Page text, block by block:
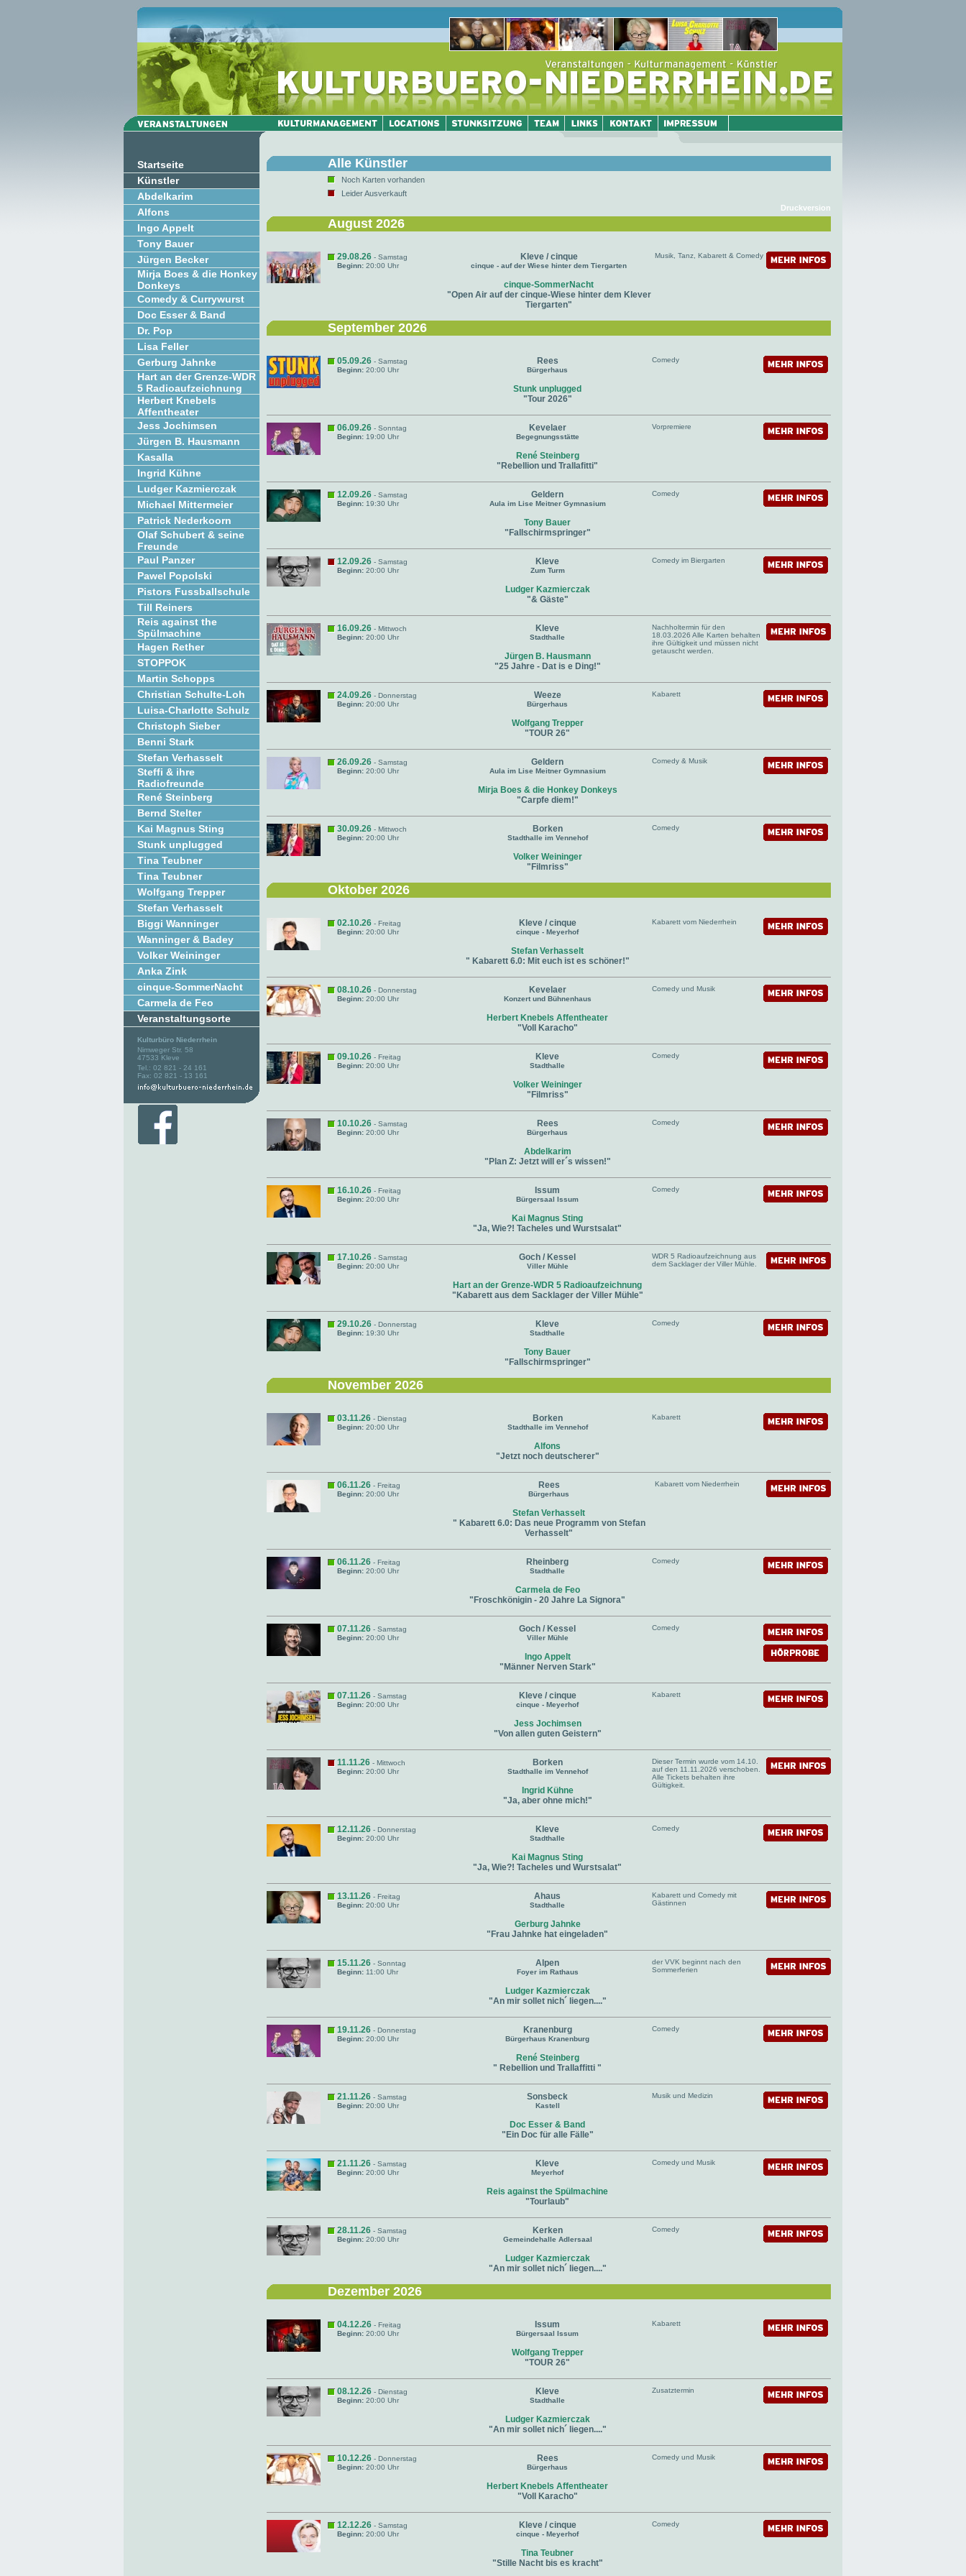
Startseite
Künstler
Abdelkarim
Alfons
Ingo Appelt
Tony Bauer
Jürgen Becker
Mirja Boes & die Honkey
Donkeys
Comedy & Currywurst
Doc Esser & Band
Dr. Pop
Lisa Feller
Gerburg Jahnke
Hart an der Grenze-WDR
5 Radioaufzeichnung
Herbert Knebels
Affentheater
Jess Jochimsen
Jürgen B. Hausmann
Kasalla
Ingrid Kühne
Ludger Kazmierczak
Michael Mittermeier
Patrick Nederkoorn
Olaf Schubert & seine
Freunde
Paul Panzer
Pawel Popolski
Pistors Fussballschule
Till Reiners
Reis against the
Spülmachine
Hagen Rether
STOPPOK
Martin Schopps
Christian Schulte-Loh
Luisa-Charlotte Schulz
Christoph Sieber
Benni Stark
Stefan Verhasselt
Steffi & ihre
Radiofreunde
René Steinberg
Bernd Stelter
Kai Magnus Sting
Stunk unplugged
Tina Teubner
Tina Teubner
Wolfgang Trepper
Stefan Verhasselt
Biggi Wanninger
Wanninger & Badey
Volker Weininger
Anka Zink
cinque-SommerNacht
Carmela de Feo
Veranstaltungsorte
Kulturbüro Niederrhein
Nimweger Str. 58
47533 Kleve
Tel.: 02 821 - 24 161
Fax: 02 821 - 13 161
Alle Künstler
Noch Karten vorhanden
Leider Ausverkauft
Druckversion
August 2026
29.08.26 - Samstag
Beginn: 20:00 Uhr
Kleve / cinque
cinque - auf der Wiese hinter dem Tiergarten
cinque-SommerNacht
"Open Air auf der cinque-Wiese hinter dem Klever
Tiergarten"
Musik, Tanz, Kabarett & Comedy
September 2026
05.09.26 - Samstag
Beginn: 20:00 Uhr
Rees
Bürgerhaus
Stunk unplugged
"Tour 2026"
Comedy
06.09.26 - Sonntag
Beginn: 19:00 Uhr
Kevelaer
Begegnungsstätte
René Steinberg
"Rebellion und Trallafitti"
Vorpremiere
12.09.26 - Samstag
Beginn: 19:30 Uhr
Geldern
Aula im Lise Meitner Gymnasium
Tony Bauer
"Fallschirmspringer"
Comedy
12.09.26 - Samstag
Beginn: 20:00 Uhr
Kleve
Zum Turm
Ludger Kazmierczak
"& Gäste"
Comedy im Biergarten
16.09.26 - Mittwoch
Beginn: 20:00 Uhr
Kleve
Stadthalle
Jürgen B. Hausmann
"25 Jahre - Dat is e Ding!"
Nachholtermin für den
18.03.2026 Alle Karten behalten
ihre Gültigkeit und müssen nicht
getauscht werden.
24.09.26 - Donnerstag
Beginn: 20:00 Uhr
Weeze
Bürgerhaus
Wolfgang Trepper
"TOUR 26"
Kabarett
26.09.26 - Samstag
Beginn: 20:00 Uhr
Geldern
Aula im Lise Meitner Gymnasium
Mirja Boes & die Honkey Donkeys
"Carpfe diem!"
Comedy & Musik
30.09.26 - Mittwoch
Beginn: 20:00 Uhr
Borken
Stadthalle im Vennehof
Volker Weininger
"Filmriss"
Comedy
Oktober 2026
02.10.26 - Freitag
Beginn: 20:00 Uhr
Kleve / cinque
cinque - Meyerhof
Stefan Verhasselt
" Kabarett 6.0: Mit euch ist es schöner!"
Kabarett vom Niederrhein
08.10.26 - Donnerstag
Beginn: 20:00 Uhr
Kevelaer
Konzert und Bühnenhaus
Herbert Knebels Affentheater
"Voll Karacho"
Comedy und Musik
09.10.26 - Freitag
Beginn: 20:00 Uhr
Kleve
Stadthalle
Volker Weininger
"Filmriss"
Comedy
10.10.26 - Samstag
Beginn: 20:00 Uhr
Rees
Bürgerhaus
Abdelkarim
"Plan Z: Jetzt will er´s wissen!"
Comedy
16.10.26 - Freitag
Beginn: 20:00 Uhr
Issum
Bürgersaal Issum
Kai Magnus Sting
"Ja, Wie?! Tacheles und Wurstsalat"
Comedy
17.10.26 - Samstag
Beginn: 20:00 Uhr
Goch / Kessel
Viller Mühle
Hart an der Grenze-WDR 5 Radioaufzeichnung
"Kabarett aus dem Sacklager der Viller Mühle"
WDR 5 Radioaufzeichnung aus
dem Sacklager der Viller Mühle.
29.10.26 - Donnerstag
Beginn: 19:30 Uhr
Kleve
Stadthalle
Tony Bauer
"Fallschirmspringer"
Comedy
November 2026
03.11.26 - Dienstag
Beginn: 20:00 Uhr
Borken
Stadthalle im Vennehof
Alfons
"Jetzt noch deutscherer"
Kabarett
06.11.26 - Freitag
Beginn: 20:00 Uhr
Rees
Bürgerhaus
Stefan Verhasselt
" Kabarett 6.0: Das neue Programm von Stefan
Verhasselt"
Kabarett vom Niederrhein
06.11.26 - Freitag
Beginn: 20:00 Uhr
Rheinberg
Stadthalle
Carmela de Feo
"Froschkönigin - 20 Jahre La Signora"
Comedy
07.11.26 - Samstag
Beginn: 20:00 Uhr
Goch / Kessel
Viller Mühle
Ingo Appelt
"Männer Nerven Stark"
Comedy
07.11.26 - Samstag
Beginn: 20:00 Uhr
Kleve / cinque
cinque - Meyerhof
Jess Jochimsen
"Von allen guten Geistern"
Kabarett
11.11.26 - Mittwoch
Beginn: 20:00 Uhr
Borken
Stadthalle im Vennehof
Ingrid Kühne
"Ja, aber ohne mich!"
Dieser Termin wurde vom 14.10.
auf den 11.11.2026 verschoben.
Alle Tickets behalten ihre
Gültigkeit.
12.11.26 - Donnerstag
Beginn: 20:00 Uhr
Kleve
Stadthalle
Kai Magnus Sting
"Ja, Wie?! Tacheles und Wurstsalat"
Comedy
13.11.26 - Freitag
Beginn: 20:00 Uhr
Ahaus
Stadthalle
Gerburg Jahnke
"Frau Jahnke hat eingeladen"
Kabarett und Comedy mit
Gästinnen
15.11.26 - Sonntag
Beginn: 11:00 Uhr
Alpen
Foyer im Rathaus
Ludger Kazmierczak
"An mir sollet nich´ liegen...."
der VVK beginnt nach den
Sommerferien
19.11.26 - Donnerstag
Beginn: 20:00 Uhr
Kranenburg
Bürgerhaus Kranenburg
René Steinberg
" Rebellion und Trallaffitti "
Comedy
21.11.26 - Samstag
Beginn: 20:00 Uhr
Sonsbeck
Kastell
Doc Esser & Band
"Ein Doc für alle Fälle"
Musik und Medizin
21.11.26 - Samstag
Beginn: 20:00 Uhr
Kleve
Meyerhof
Reis against the Spülmachine
"Tourlaub"
Comedy und Musik
28.11.26 - Samstag
Beginn: 20:00 Uhr
Kerken
Gemeindehalle Adlersaal
Ludger Kazmierczak
"An mir sollet nich´ liegen...."
Comedy
Dezember 2026
04.12.26 - Freitag
Beginn: 20:00 Uhr
Issum
Bürgersaal Issum
Wolfgang Trepper
"TOUR 26"
Kabarett
08.12.26 - Dienstag
Beginn: 20:00 Uhr
Kleve
Stadthalle
Ludger Kazmierczak
"An mir sollet nich´ liegen...."
Zusatztermin
10.12.26 - Donnerstag
Beginn: 20:00 Uhr
Rees
Bürgerhaus
Herbert Knebels Affentheater
"Voll Karacho"
Comedy und Musik
12.12.26 - Samstag
Beginn: 20:00 Uhr
Kleve / cinque
cinque - Meyerhof
Tina Teubner
"Stille Nacht bis es kracht"
Comedy